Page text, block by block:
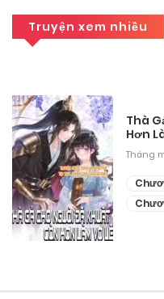
Truyện xem nhiều
Thà
Hơn
Tháng